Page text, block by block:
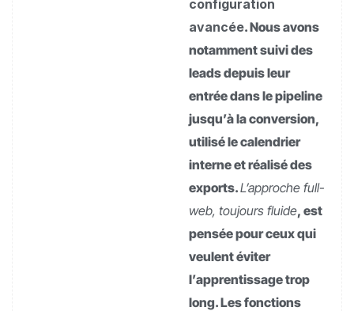
configuration
avancée. Nous avons
notamment suivi des
leads depuis leur
entrée dans le pipeline
jusqu’à la conversion,
utilisé le calendrier
interne et réalisé des
exports.L’approche full-
web, toujours fluide, est
pensée pour ceux qui
veulent éviter
l’apprentissage trop
long. Les fonctions